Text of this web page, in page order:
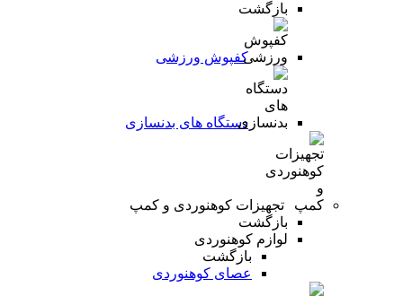
بازگشت
کفپوش ورزشی
دستگاه های بدنسازی
تجهیزات کوهنوردی و کمپ
بازگشت
لوازم کوهنوردی
بازگشت
عصای کوهنوردی